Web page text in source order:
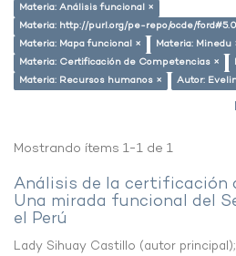
Materia: Análisis funcional ×
Materia: http://purl.org/pe-repo/ocde/
Materia: Mapa funcional ×
Materia: Minedu
Materia: Certificación de Competencias ×
Materia: Recursos humanos ×
Autor:
Mostrando ítems 1-1 de 1
Análisis de la certificación
Una mirada funcional del
el Perú
Lady Sihuay Castillo (autor principal);